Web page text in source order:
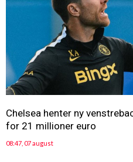
Chelsea henter ny
for 21 millioner euro
08:47, 07 august